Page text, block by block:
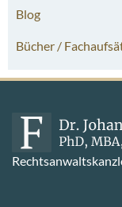
Blog
Bücher /